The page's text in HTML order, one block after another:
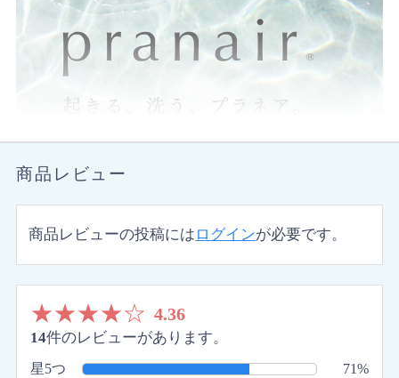
商品レビュー
商品レビューの投稿には ログインが必要です。
★★★★☆ 4.36
14件のレビューがあります。
星5つ
71%